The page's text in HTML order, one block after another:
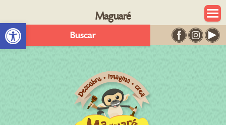
Abrir barra de herramientas
Maguaré
Buscar